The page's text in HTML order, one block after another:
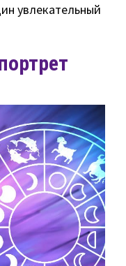
увлекательный